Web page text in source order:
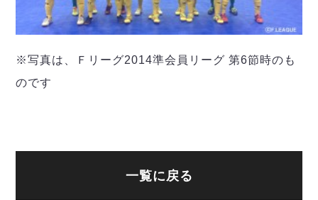
フウガドールすみだ
しながわシティ
ペスカドーラ町田
湘南ベルマーレ
※写真は、Ｆリーグ2014準会員リーグ 第6節時のも
のです
一覧に戻る